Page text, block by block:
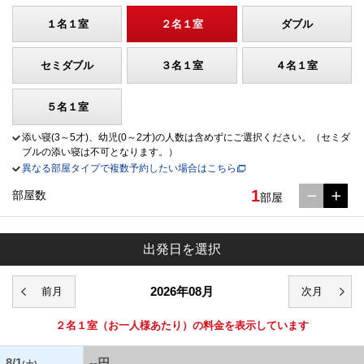
１名１室 ２名１室 ダブル
セミダブル ３名１室 ４名１室
５名１室
添い寝(3～5才)、幼児(0～2才)の人数は含めずにご選択ください。（セミダ
ブルの添い寝は不可となります。）
異なる部屋タイプで複数予約したい場合はこちら
部屋数 1部屋
出発日を選択
2026年08月
２名１室 （お一人様あたり）の料金を表示しています